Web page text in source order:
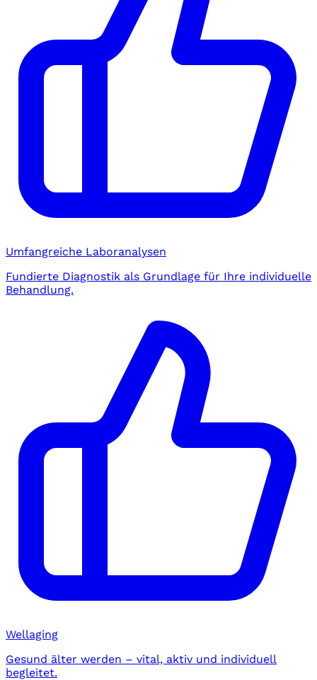
Umfangreiche Laboranalysen
Fundierte Diagnostik als Grundlage für Ihre individuelle
Behandlung.
Wellaging
Gesund älter werden – vital, aktiv und individuell
begleitet.